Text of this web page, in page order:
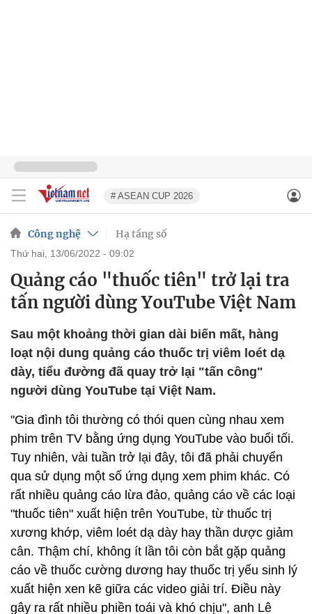
# ASEAN CUP 2026
Công nghệ Hạ tầng số
thứ hai, 13/06/2022 - 09:02
Quảng cáo "thuốc tiên" trở lại tra
tấn người dùng YouTube Việt Nam
Sau một khoảng thời gian dài biến mất, hàng
loạt nội dung quảng cáo thuốc trị viêm loét dạ
dày, tiểu đường đã quay trở lại "tấn công"
người dùng YouTube tại Việt Nam.
"Gia đình tôi thường có thói quen cùng nhau xem
phim trên TV bằng ứng dụng YouTube vào buổi tối.
Tuy nhiên, vài tuần trở lại đây, tôi đã phải chuyển
qua sử dụng một số ứng dụng xem phim khác. Có
rất nhiều quảng cáo lừa đảo, quảng cáo về các loại
"thuốc tiên" xuất hiện trên YouTube, từ thuốc trị
xương khớp, viêm loét dạ dày hay thần dược giảm
cân. Thậm chí, không ít lần tôi còn bắt gặp quảng
cáo về thuốc cường dương hay thuốc trị yếu sinh lý
xuất hiện xen kẽ giữa các video giải trí. Điều này
gây ra rất nhiều phiền toái và khó chịu", anh Lê